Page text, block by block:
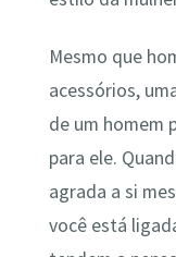
Mesmo que
acessórios,
de um homem
para ele.
agrada a si
você está